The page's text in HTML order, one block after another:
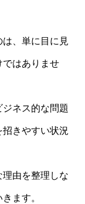
、単に目に見
ではありませ
ネス的な問題
きやすい状況
由を整理しな
ます。